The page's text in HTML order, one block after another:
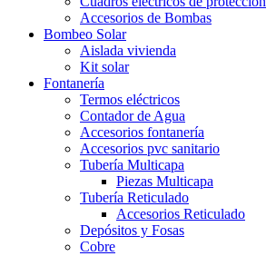
Accesorios de Bombas
Bombeo Solar
Aislada vivienda
Kit solar
Fontanería
Termos eléctricos
Contador de Agua
Accesorios fontanería
Accesorios pvc sanitario
Tubería Multicapa
Piezas Multicapa
Tubería Reticulado
Accesorios Reticulado
Depósitos y Fosas
Cobre